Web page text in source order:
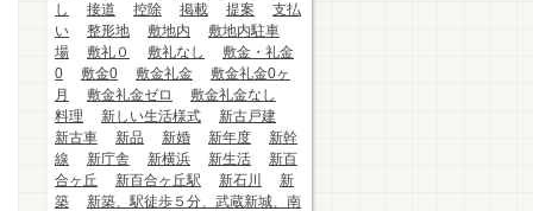
し
接道 控除 掲載 提案
支払
い
整形地 敷地内
敷地内駐車
場
敷礼０ 敷礼なし
敷金・礼金
0
敷金0 敷金礼金
敷金礼金0ヶ
月
敷金礼金ゼロ
敷金礼金なし
料理
新しい生活様式
新古戸建
新古車
新品 新婚 新年度
新幹
線
新庁舎 新横浜 新生活
新百
合ヶ丘
新百合ヶ丘駅 新石川
新
築
新築、駅徒歩５分、武蔵新城、南